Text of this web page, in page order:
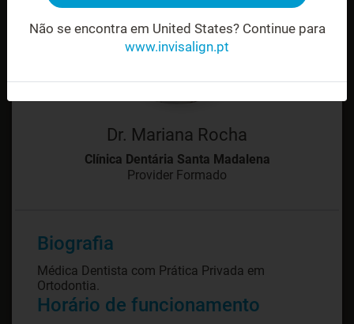
Dr. Mariana Rocha
Clínica Dentária Santa Madalena
Provider Formado
Biografia
Médica Dentista com Prática Privada em
Ortodontia.
Horário de funcionamento
Não se encontra em United States? Continue para
www.invisalign.pt